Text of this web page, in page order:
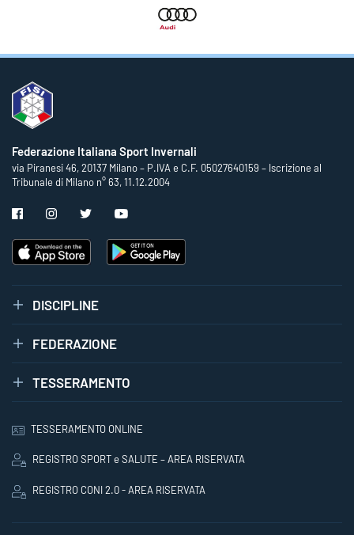
Federazione Italiana Sport Invernali
via Piranesi 46, 20137 Milano – P.IVA e C.F. 05027640159 – Iscrizione al
Tribunale di Milano n° 63, 11.12.2004
DISCIPLINE
FEDERAZIONE
TESSERAMENTO
TESSERAMENTO ONLINE
REGISTRO SPORT e SALUTE – AREA RISERVATA
REGISTRO CONI 2.0 - AREA RISERVATA